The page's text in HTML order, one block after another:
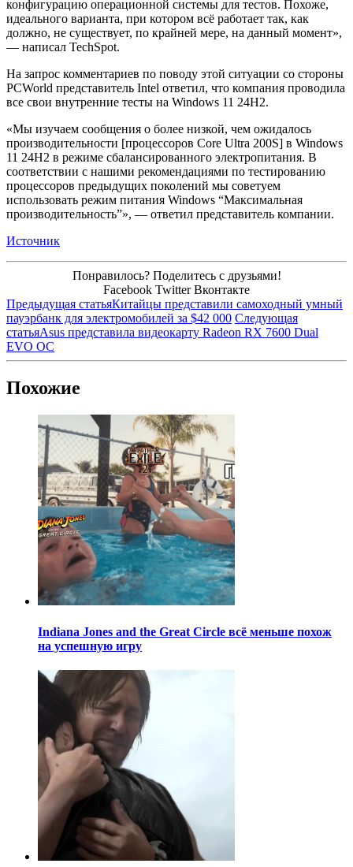
конфигурацию операционной системы для тестов. Похоже,
идеального варианта, при котором всё работает так, как
должно, не существует, по крайней мере, на данный момент»,
— написал TechSpot.
На запрос комментариев по поводу этой ситуации со стороны
PCWorld представитель Intel ответил, что компания проводила
все свои внутренние тесты на Windows 11 24H2.
«Мы изучаем сообщения о более низкой, чем ожидалось
производительности [процессоров Core Ultra 200S] в Windows
11 24H2 в режиме сбалансированного электропитания. В
соответствии с нашими рекомендациями по тестированию
процессоров предыдущих поколений мы советуем
использовать режим питания Windows “Максимальная
производительность”», — ответил представитель компании.
Источник
Понравилось? Поделитесь с друзьями!
Facebook Twitter Вконтакте
Предыдущая статьяКитайцы представили самоходный умный
пауэрбанк для электромобилей за $42 000 Следующая
статьяAsus представила видеокарту Radeon RX 7600 Dual
EVO OC
Похожие
Indiana Jones and the Great Circle всё меньше похож
на успешную игру